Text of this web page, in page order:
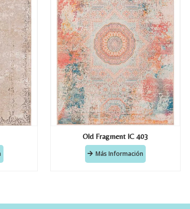
Old Fragment IC 403
Más Información